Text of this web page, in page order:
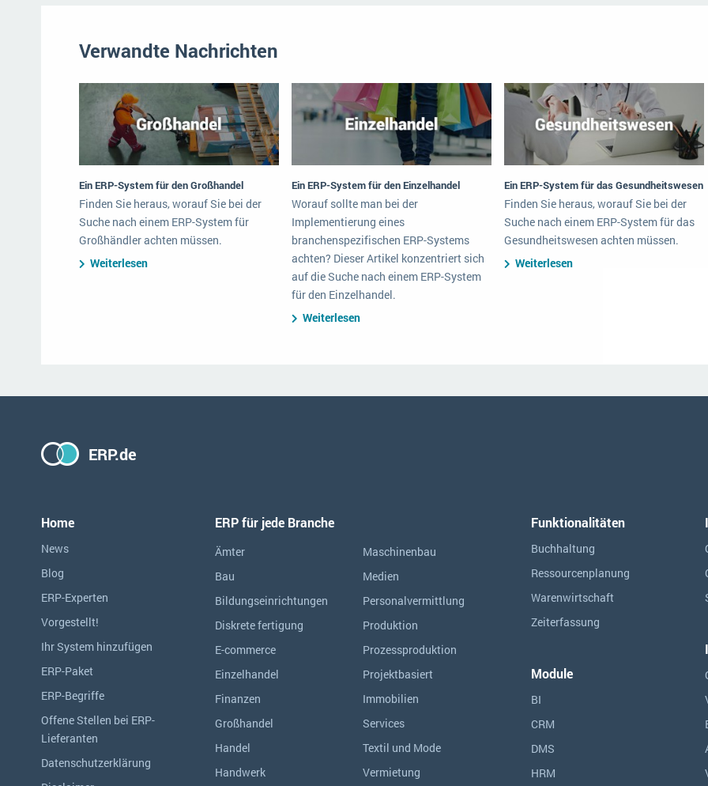
Verwandte Nachrichten
Ein ERP-System für den Großhandel
Finden Sie heraus, worauf Sie bei der
Suche nach einem ERP-System für
Großhändler achten müssen.
Weiterlesen
Ein ERP-System für den Einzelhandel
Worauf sollte man bei der
Implementierung eines
branchenspezifischen ERP-Systems
achten? Dieser Artikel konzentriert sich
auf die Suche nach einem ERP-System
für den Einzelhandel.
Weiterlesen
Ein ERP-System für das Gesundheitswesen
Finden Sie heraus, worauf Sie bei der
Suche nach einem ERP-System für das
Gesundheitswesen achten müssen.
Weiterlesen
ERP.de
Home
News
Blog
ERP-Experten
Vorgestellt!
Ihr System hinzufügen
ERP-Paket
ERP-Begriffe
Offene Stellen bei ERP-
Lieferanten
Datenschutzerklärung
ERP für jede Branche
Ämter
Bau
Bildungseinrichtungen
Diskrete fertigung
E-commerce
Einzelhandel
Finanzen
Großhandel
Handel
Handwerk
Maschinenbau
Medien
Personalvermittlung
Produktion
Prozessproduktion
Projektbasiert
Immobilien
Services
Textil und Mode
Vermietung
Funktionalitäten
Buchhaltung
Ressourcen­planung
Warenwirtschaft
Zeiterfassung
Module
BI
CRM
DMS
HRM